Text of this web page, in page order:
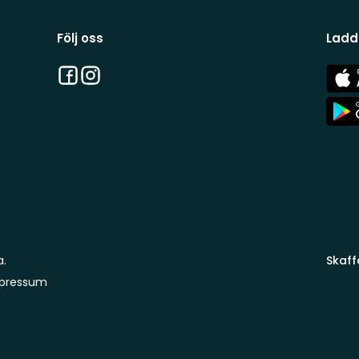
Följ oss
Facebook
Instagram
App
Store
App
Store